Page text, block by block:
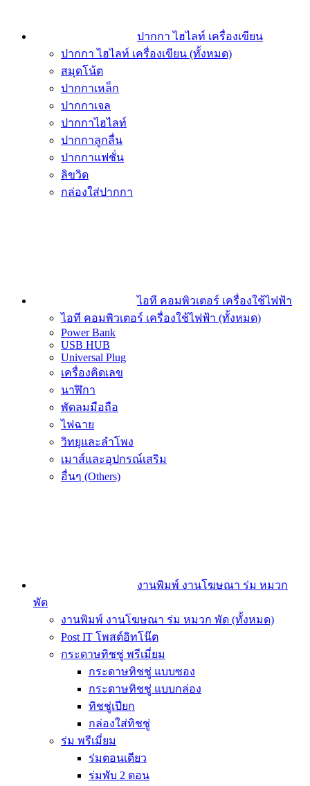
ปากกา ไฮไลท์ เครื่องเขียน
ปากกา ไฮไลท์ เครื่องเขียน (ทั้งหมด)
สมุดโน้ต
ปากกาเหล็ก
ปากกาเจล
ปากกาไฮไลท์
ปากกาลูกลื่น
ปากกาแฟชั่น
ลิขวิด
กล่องใส่ปากกา
ไอที คอมพิวเตอร์ เครื่องใช้ไฟฟ้า
ไอที คอมพิวเตอร์ เครื่องใช้ไฟฟ้า (ทั้งหมด)
Power Bank
USB HUB
Universal Plug
เครื่องคิดเลข
นาฬิกา
พัดลมมือถือ
ไฟฉาย
วิทยุและลำโพง
เมาส์และอุปกรณ์เสริม
อื่นๆ (Others)
งานพิมพ์ งานโฆษณา ร่ม หมวก
พัด
งานพิมพ์ งานโฆษณา ร่ม หมวก พัด (ทั้งหมด)
Post IT โพสต์อิทโน๊ต
กระดาษทิชชู่ พรีเมี่ยม
กระดาษทิชชู่ แบบซอง
กระดาษทิชชู่ แบบกล่อง
ทิชชู่เปียก
กล่องใส่ทิชชู่
ร่ม พรีเมี่ยม
ร่มตอนเดียว
ร่มพับ 2 ตอน